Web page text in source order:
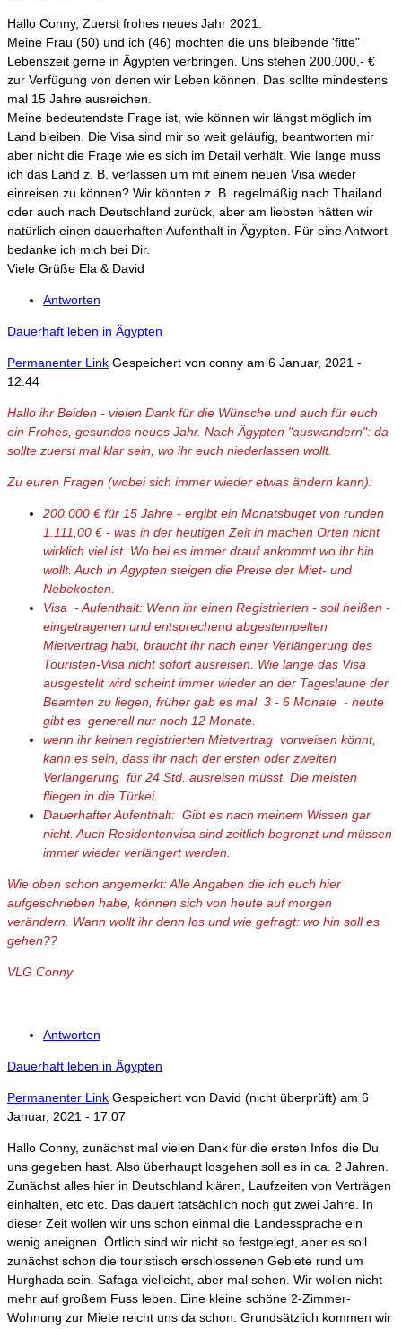
Hallo Conny, Zuerst frohes neues Jahr 2021.
Meine Frau (50) und ich (46) möchten die uns bleibende 'fitte"
Lebenszeit gerne in Ägypten verbringen. Uns stehen 200.000,- €
zur Verfügung von denen wir Leben können. Das sollte mindestens
mal 15 Jahre ausreichen.
Meine bedeutendste Frage ist, wie können wir längst möglich im
Land bleiben. Die Visa sind mir so weit geläufig, beantworten mir
aber nicht die Frage wie es sich im Detail verhält. Wie lange muss
ich das Land z. B. verlassen um mit einem neuen Visa wieder
einreisen zu können? Wir könnten z. B. regelmäßig nach Thailand
oder auch nach Deutschland zurück, aber am liebsten hätten wir
natürlich einen dauerhaften Aufenthalt in Ägypten. Für eine Antwort
bedanke ich mich bei Dir.
Viele Grüße Ela & David
Antworten
Dauerhaft leben in Ägypten
Permanenter Link Gespeichert von conny am 6 Januar, 2021 -
12:44
Hallo ihr Beiden - vielen Dank für die Wünsche und auch für euch
ein Frohes, gesundes neues Jahr. Nach Ägypten "auswandern": da
sollte zuerst mal klar sein, wo ihr euch niederlassen wollt.
Zu euren Fragen (wobei sich immer wieder etwas ändern kann):
200.000 € für 15 Jahre - ergibt ein Monatsbuget von runden
1.111,00 € - was in der heutigen Zeit in machen Orten nicht
wirklich viel ist. Wo bei es immer drauf ankommt wo ihr hin
wollt. Auch in Ägypten steigen die Preise der Miet- und
Nebekosten.
Visa - Aufenthalt: Wenn ihr einen Registrierten - soll heißen -
eingetragenen und entsprechend abgestempelten
Mietvertrag habt, braucht ihr nach einer Verlängerung des
Touristen-Visa nicht sofort ausreisen. Wie lange das Visa
ausgestellt wird scheint immer wieder an der Tageslaune der
Beamten zu liegen, früher gab es mal 3 - 6 Monate - heute
gibt es generell nur noch 12 Monate.
wenn ihr keinen registrierten Mietvertrag vorweisen könnt,
kann es sein, dass ihr nach der ersten oder zweiten
Verlängerung für 24 Std. ausreisen müsst. Die meisten
fliegen in die Türkei.
Dauerhafter Aufenthalt: Gibt es nach meinem Wissen gar
nicht. Auch Residentenvisa sind zeitlich begrenzt und müssen
immer wieder verlängert werden.
Wie oben schon angemerkt: Alle Angaben die ich euch hier
aufgeschrieben habe, können sich von heute auf morgen
verändern. Wann wollt ihr denn los und wie gefragt: wo hin soll es
gehen??
VLG Conny
Antworten
Dauerhaft leben in Ägypten
Permanenter Link Gespeichert von David (nicht überprüft) am 6
Januar, 2021 - 17:07
Hallo Conny, zunächst mal vielen Dank für die ersten Infos die Du
uns gegeben hast. Also überhaupt losgehen soll es in ca. 2 Jahren.
Zunächst alles hier in Deutschland klären, Laufzeiten von Verträgen
einhalten, etc etc. Das dauert tatsächlich noch gut zwei Jahre. In
dieser Zeit wollen wir uns schon einmal die Landessprache ein
wenig aneignen. Örtlich sind wir nicht so festgelegt, aber es soll
zunächst schon die touristisch erschlossenen Gebiete rund um
Hurghada sein. Safaga vielleicht, aber mal sehen. Wir wollen nicht
mehr auf großem Fuss leben. Eine kleine schöne 2-Zimmer-
Wohnung zur Miete reicht uns da schon. Grundsätzlich kommen wir